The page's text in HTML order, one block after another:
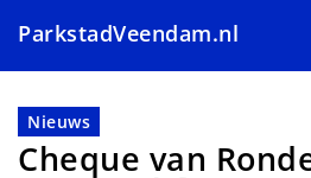
en
naar
de
ParkstadVeendam.nl
Nieuws
Cheque van